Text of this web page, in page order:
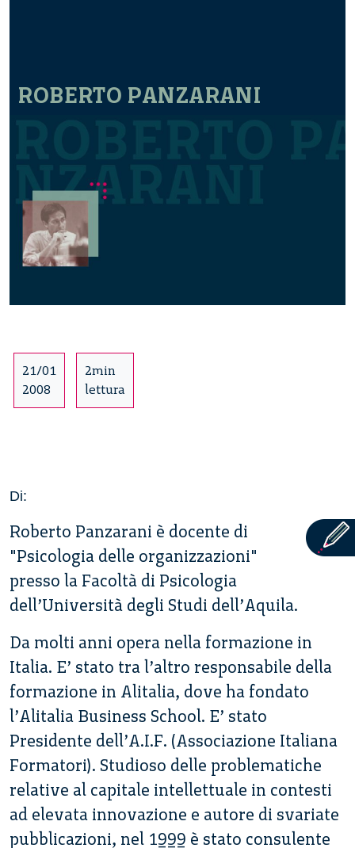
ROBERTO PANZARANI
21/01
2008
2min
lettura
Di:
Roberto Panzarani è docente di
"Psicologia delle organizzazioni"
presso la Facoltà di Psicologia
dell’Università degli Studi dell’Aquila.
Da molti anni opera nella formazione in
Italia. E’ stato tra l’altro responsabile della
formazione in Alitalia, dove ha fondato
l’Alitalia Business School. E’ stato
Presidente dell’A.I.F. (Associazione Italiana
Formatori). Studioso delle problematiche
relative al capitale intellettuale in contesti
ad elevata innovazione e autore di svariate
pubblicazioni, nel 1999 è stato consulente